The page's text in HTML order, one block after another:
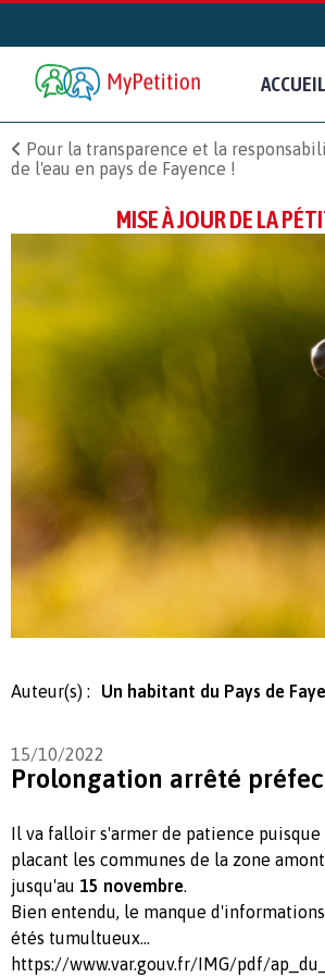
ACCUEIL
Pour la transparence et la
de l'eau en pays de Fayence !
MISE À JOUR DE LA
Auteur(s) : Un habitant du Pays de
15/10/2022
Prolongation arrêté
Il va falloir s'armer de patience
placant les communes de la zone
jusqu'au 15 novembre.
Bien entendu, le manque
étés tumultueux...
https://www.var.gouv.fr/IMG/pdf/